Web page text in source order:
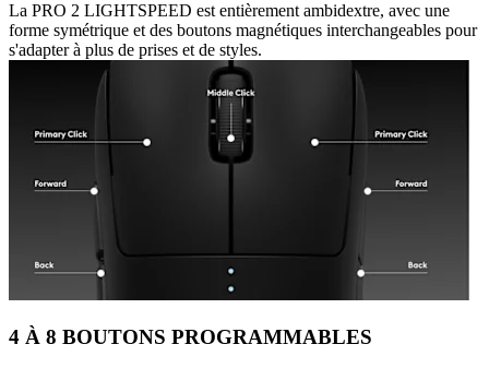
La PRO 2 LIGHTSPEED est entièrement ambidextre, avec une
forme symétrique et des boutons magnétiques interchangeables pour
s'adapter à plus de prises et de styles.
4 À 8 BOUTONS PROGRAMMABLES